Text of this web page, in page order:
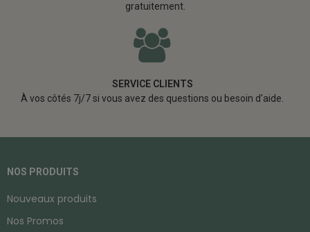
gratuitement.
SERVICE CLIENTS
À vos côtés 7j/7 si vous avez des questions ou besoin d'aide.
NOS PRODUITS
Nouveaux produits
Nos Promos